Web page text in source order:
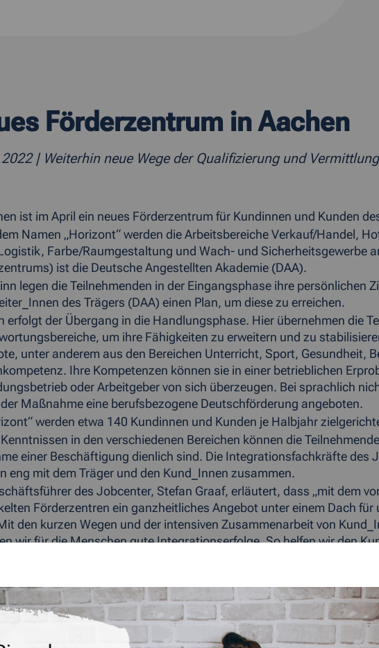
Förderzentrum in Aachen
| Weiterhin neue Wege der Qualifizierung und
ist im April ein neues Förderzentrum für Kundinnen und Kunden
Namen „Horizont“ werden die Arbeitsbereiche Verkauf/Handel,
Farbe/Raumgestaltung und Wach- und Sicherheitsgewerbe
ist die Deutsche Angestellten Akademie (DAA).
legen die Teilnehmenden in der Eingangsphase ihre persönlichen
des Trägers (DAA) einen Plan, um diese zu erreichen.
erfolgt der Übergang in die Handlungsphase. Hier übernehmen die
um ihre Fähigkeiten zu erweitern und zu
unter anderem aus den Bereichen Unterricht, Sport, Gesundheit,
Ihre Kompetenzen können sie in einer betrieblichen
oder Arbeitgeber von sich überzeugen. Bei sprachlich
Maßnahme eine berufsbezogene Deutschförderung angeboten.
werden etwa 140 Kundinnen und Kunden je Halbjahr
in den verschiedenen Bereichen können die
einer Beschäftigung dienlich sind. Die Integrationsfachkräfte des
eng mit dem Träger und den Kund_Innen zusammen.
des Jobcenter, Stefan Graaf, erläutert, dass „mit dem
Förderzentren ein ganzheitliches Angebot unter einem Dach für
den kurzen Wegen und der intensiven Zusammenarbeit von
wir für die Menschen gute Integrationserfolge. So helfen wir den
seit vielen Jahren bietet das Jobcenter StädteRegion Aachen an
Gewerken und Vermittlung in Arbeit, auf innovativem Wege
d.h. die verschiedenen Schritte einer Qualifizierung, die
können somit unter einem Dach, genannt Förderzentrum zur
ob diese Menschen dem Arbeitsmarkt nah oder fern sind.